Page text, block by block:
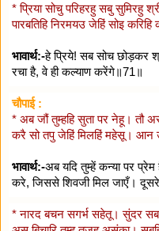
* प्रिया सोचु परिहरहु सबु सुमिरहु
पारबतिहि निरमयउ जेहिं सोइ
भावार्थ:-हे प्रिये! सब सोच छोड़कर
रचा है, वे ही कल्याण करेंगे॥71॥
चौपाई :
* अब जौं तुम्हहि सुता पर नेहू। तौ
करै सो तपु जेहिं मिलहिं महेसू। आन
भावार्थ:-अब यदि तुम्हें कन्या पर प्रेम
करे, जिससे शिवजी मिल जाएँ।
* नारद बचन सगर्भ सहेतू। सुंदर